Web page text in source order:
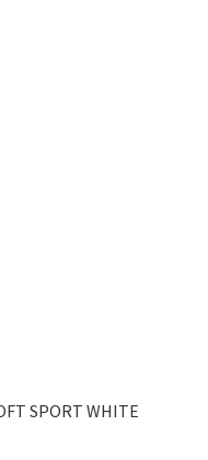
SPORT WHITE